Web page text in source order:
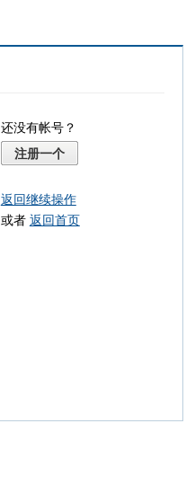
还没有帐号？
注册一个
返回继续操作
或者 返回首页